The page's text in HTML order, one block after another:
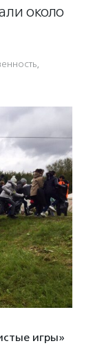
около
,
игры»